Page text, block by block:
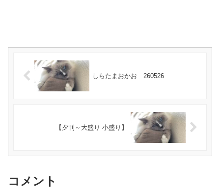
しらたまおかお 260526
【夕刊～大盛り 小盛り】
コメント